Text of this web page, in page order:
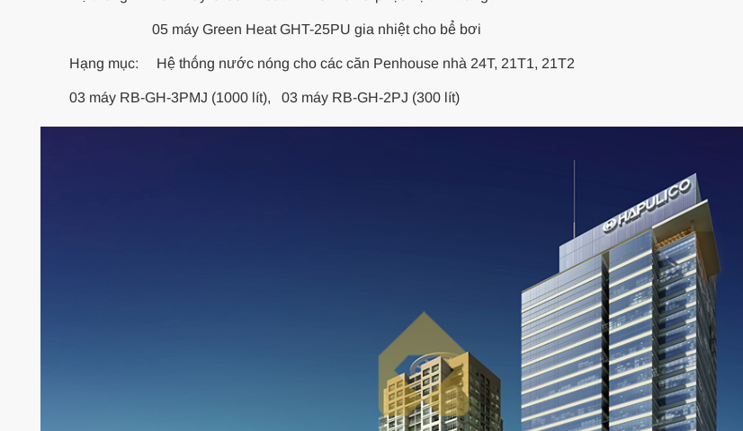
05 máy Green Heat GHT-25PU gia nhiệt cho bể bơi
Hạng mục: Hệ thống nước nóng cho các căn Penhouse nhà 24T, 21T1, 21T2
03 máy RB-GH-3PMJ (1000 lít), 03 máy RB-GH-2PJ (300 lít)